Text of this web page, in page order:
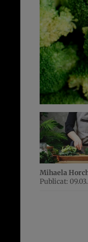
Mihaela
Publicat: